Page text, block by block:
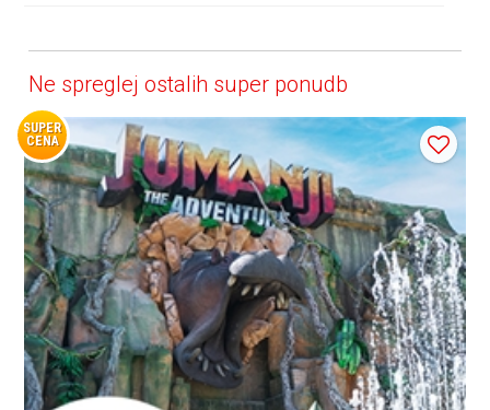
Ne spreglej ostalih super ponudb
SUPER
CENA